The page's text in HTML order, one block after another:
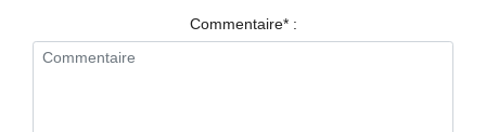
NUIT
Commentaire* :